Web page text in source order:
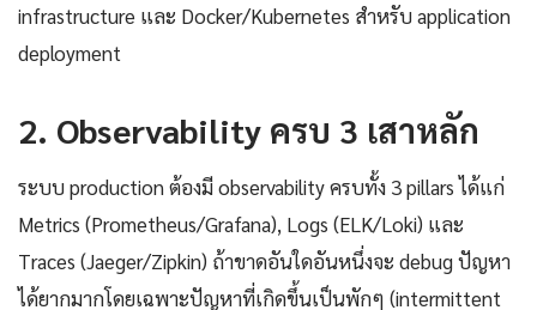
infrastructure และ Docker/Kubernetes สำหรับ application
deployment
2. Observability ครบ 3 เสาหลัก
ระบบ production ต้องมี observability ครบทั้ง 3 pillars ได้แก่
Metrics (Prometheus/Grafana), Logs (ELK/Loki) และ
Traces (Jaeger/Zipkin) ถ้าขาดอันใดอันหนึ่งจะ debug ปัญหา
ได้ยากมากโดยเฉพาะปัญหาที่เกิดขึ้นเป็นพักๆ (intermittent